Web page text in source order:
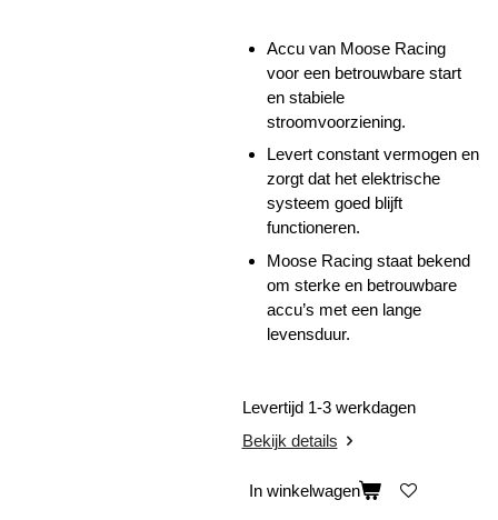
Accu van Moose Racing
voor een betrouwbare start
en stabiele
stroomvoorziening.
Levert constant vermogen en
zorgt dat het elektrische
systeem goed blijft
functioneren.
Moose Racing staat bekend
om sterke en betrouwbare
accu’s met een lange
levensduur.
Levertijd 1-3 werkdagen
Bekijk details
In winkelwagen